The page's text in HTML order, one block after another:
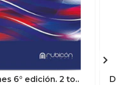
6° edición. 2 to..